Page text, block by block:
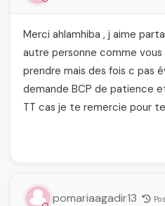
Merci ahlamhiba , j aime
autre personne comme
prendre mais des fois c pas
demande BCP de patience
TT cas je te remercie pour
pomariaagadir13